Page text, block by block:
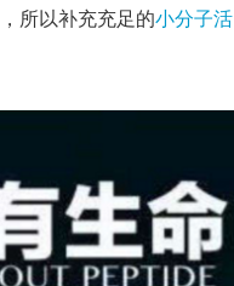
所以补充充足的小分子活